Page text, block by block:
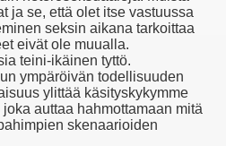
ja se, että olet itse vastuussa
seksin aikana tarkoittaa
eivät ole muualla.
teini-ikäinen tyttö.
ympäröivän todellisuuden
ylittää käsityskykymme
auttaa hahmottamaan mitä
skenaarioiden
Finne En Pålitelig Partner